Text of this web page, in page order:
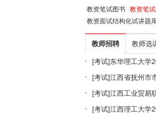
教资笔试图书 教资笔
教资面试结构化试讲题
教师招聘 教师选
[考试]东华理工大学
[考试]江西省抚州市
[考试]江西工业贸易
[考试]江西理工大学